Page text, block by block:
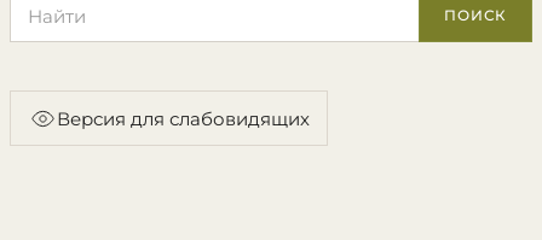
ПОИСК
Версия для слабовидящих